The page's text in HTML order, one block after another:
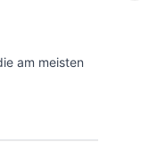
am meisten